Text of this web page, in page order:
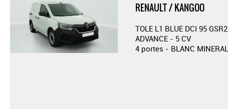
RENAULT / KANGOO
TOLE L1 BLUE DCI 95 GSR2
ADVANCE - 5 CV
4 portes - BLANC MINERAL